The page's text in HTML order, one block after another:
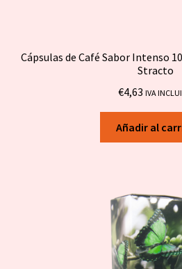
Cápsulas de Café Sabor Intenso
Stracto
€4,63 IVA
Añadir al